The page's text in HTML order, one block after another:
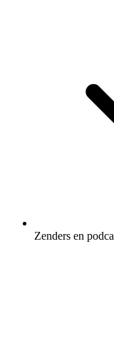
Zenders en